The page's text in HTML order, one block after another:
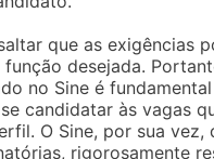
que as exigências
desejada.
no Sine é
candidatar às vagas
O Sine, por sua vez,
rigorosamente